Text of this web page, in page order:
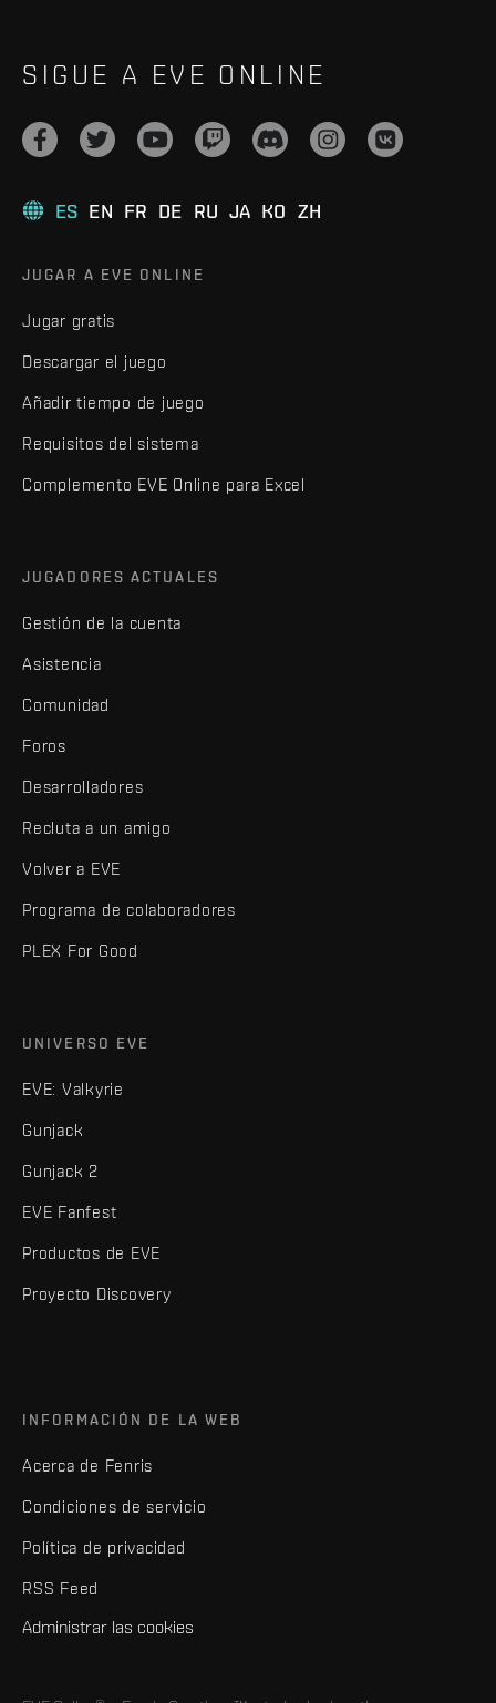
SIGUE A EVE ONLINE
ES EN FR DE RU JA KO ZH
JUGAR A EVE ONLINE
Jugar gratis
Descargar el juego
Añadir tiempo de juego
Requisitos del sistema
Complemento EVE Online para Excel
JUGADORES ACTUALES
Gestión de la cuenta
Asistencia
Comunidad
Foros
Desarrolladores
Recluta a un amigo
Volver a EVE
Programa de colaboradores
PLEX For Good
UNIVERSO EVE
EVE: Valkyrie
Gunjack
Gunjack 2
EVE Fanfest
Productos de EVE
Proyecto Discovery
INFORMACIÓN DE LA WEB
Acerca de Fenris
Condiciones de servicio
Política de privacidad
RSS Feed
Administrar las cookies